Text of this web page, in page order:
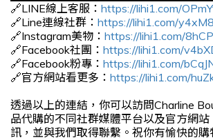
🔗LINE線上客服： https://lihi1.com/
🔗Line連線社群： https://lihi1.com/y4xM8
🔗Instagram美物： https://lihi1.com/
🔗Facebook社團： https://lihi1.com/
🔗Facebook粉專： https://lihi1.com/
🔗官方網站看更多： https://lihi1.com/
透過以上的連結，你可以訪問Charline
品代購的不同社群媒體平台以及官方網
訊，並與我們取得聯繫。祝你有愉快的購